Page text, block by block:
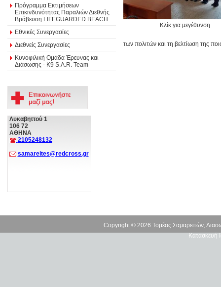
Πρόγραμμα Εκτιμήσεων
Επικινδυνότητας Παραλιών Διεθνής
Βράβευση LIFEGUARDED BEACH
Εθνικές Συνεργασίες
Διεθνείς Συνεργασίες
Κυνοφιλική Ομάδα Έρευνας και
Διάσωσης - Κ9 S.A.R. Team
Λυκαβηττού 1
106 72
ΑΘΗΝΑ
2105248132
samareites@redcross.gr
Κλίκ για μεγέθυνση
των πολιτών και τη βελτίωση της
Copyright © 2026 Τομέας Σαμαρειτών,
Κατασκευή